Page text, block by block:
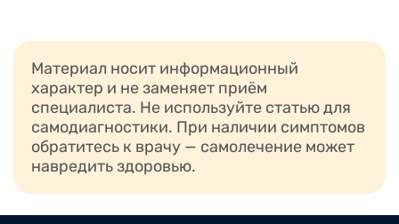
посещение спортивных секций;
посещение бассейна;
участие в официальных соревнованиях.
В некоторых случаях справка нужна и для того,
чтобы подтвердить наличие проблем со здоровьем.
Например, с целью ограничения физической
Материал носит информационный
характер и не заменяет приём
специалиста. Не используйте статью для
самодиагностики. При наличии симптомов
обратитесь к врачу — самолечение может
навредить здоровью.